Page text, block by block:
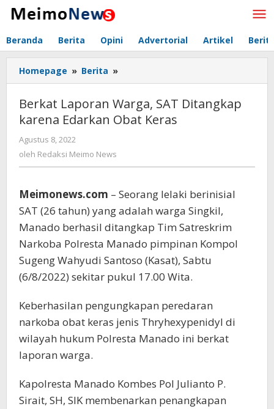
Lewati
Beranda Berita Opini Advertorial Artikel
Homepage » Berita »
Laporan
SAT
Ditangkap
Berkat Laporan Warga, SAT Ditangkap
karena Edarkan Obat Keras
Agustus 8, 2022
Redaksi
oleh Redaksi Meimo News
Meimonews.com – Seorang lelaki berinisial
SAT (26 tahun) yang adalah warga Singkil,
Manado berhasil ditangkap Tim Satreskrim
Narkoba Polresta Manado pimpinan Kompol
Sugeng Wahyudi Santoso (Kasat), Sabtu
(6/8/2022) sekitar pukul 17.00 Wita.
Keberhasilan pengungkapan peredaran
narkoba obat keras jenis Thryhexypenidyl di
wilayah hukum Polresta Manado ini berkat
laporan warga.
Kapolresta Manado Kombes Pol Julianto P.
Sirait, SH, SIK membenarkan penangkapan